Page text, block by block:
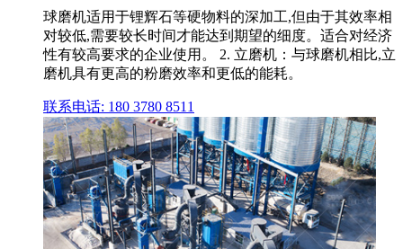
球磨机适用于锂辉石等硬物料的深加工,但由于其效率相
对较低,需要较长时间才能达到期望的细度。适合对经济
性有较高要求的企业使用。 2. 立磨机：与球磨机相比,立
磨机具有更高的粉磨效率和更低的能耗。
联系电话: 180 3780 8511